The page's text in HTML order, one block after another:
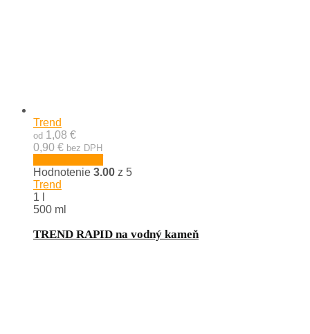
Trend
od 1,08 €
0,90 € bez DPH
Hodnotenie 3.00 z 5
Trend
1 l
500 ml
TREND RAPID na vodný kameň